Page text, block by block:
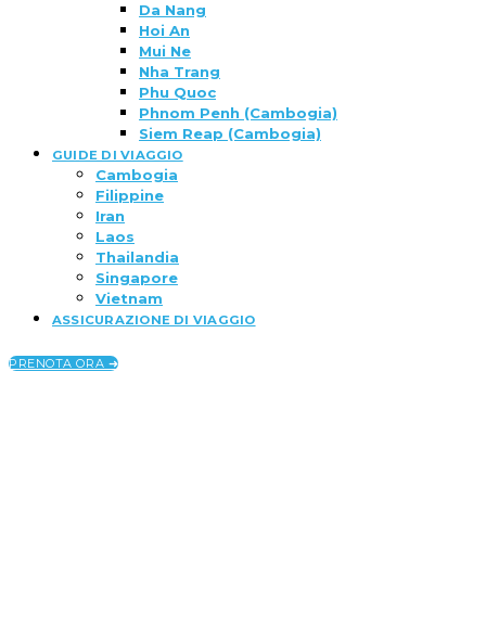
Da Nang
Hoi An
Mui Ne
Nha Trang
Phu Quoc
Phnom Penh (Cambogia)
Siem Reap (Cambogia)
GUIDE DI VIAGGIO
Cambogia
Filippine
Iran
Laos
Thailandia
Singapore
Vietnam
ASSICURAZIONE DI VIAGGIO
PRENOTA ORA ➜